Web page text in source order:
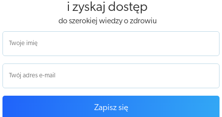
i zyskaj dostęp
do szerokiej wiedzy o zdrowiu
Zapisz się